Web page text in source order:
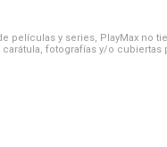
películas y series, PlayMax no
fotografías y/o